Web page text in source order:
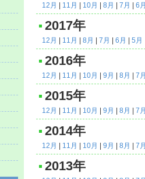
12月 11月 10月 8月 7月 6
2017年
12月 11月 8月 7月 6月 5月
2016年
12月 11月 10月 9月 8月 7
2015年
12月 11月 10月 9月 8月 7
2014年
12月 11月 10月 9月 8月 7
2013年